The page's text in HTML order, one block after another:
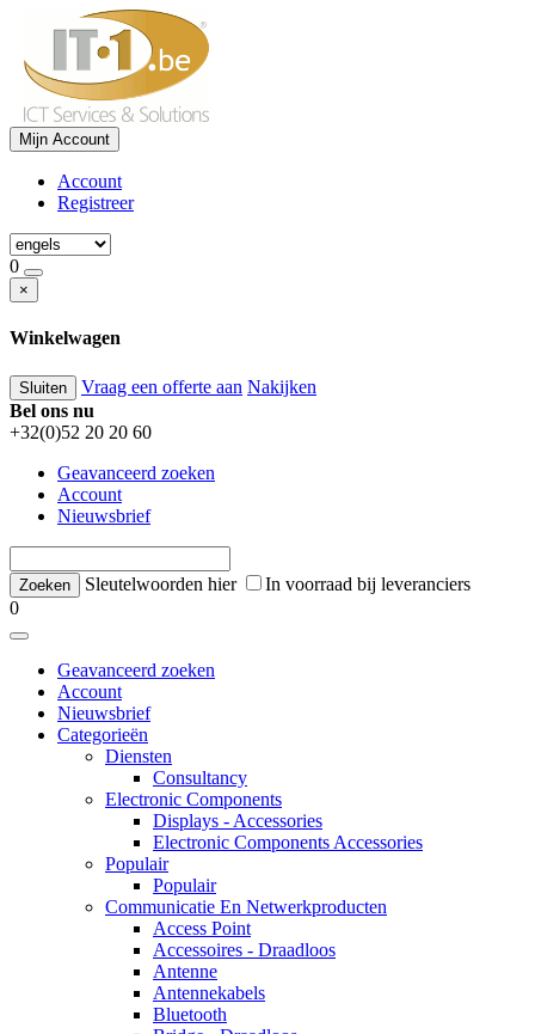
Mijn Account
Account
Registreer
0
×
Winkelwagen
Sluiten Vraag een offerte aan Nakijken
Bel ons nu
+32(0)52 20 20 60
Geavanceerd zoeken
Account
Nieuwsbrief
Sleutelwoorden hier
In voorraad bij leveranciers
0
Geavanceerd zoeken
Account
Nieuwsbrief
Categorieën
Diensten
Consultancy
Electronic Components
Displays - Accessories
Electronic Components Accessories
Populair
Populair
Communicatie En Netwerkproducten
Access Point
Accessoires - Draadloos
Antenne
Antennekabels
Bluetooth